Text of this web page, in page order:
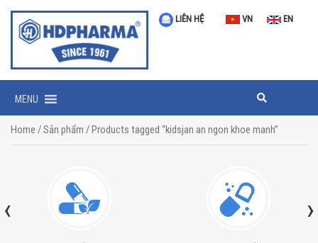
LIÊN HỆ VN EN
MENU
Home /Sản phẩm / Products tagged “kidsjan an ngon khoe manh”
‹ ›